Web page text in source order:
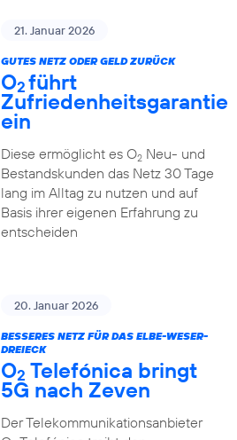
21. Januar 2026
GUTES NETZ ODER GELD ZURÜCK
O2führt
Zufriedenheitsgarantie
ein
Diese ermöglicht es O2Neu- und
Bestandskunden das Netz 30 Tage
lang im Alltag zu nutzen und auf
Basis ihrer eigenen Erfahrung zu
entscheiden
20. Januar 2026
BESSERES NETZ FÜR DAS ELBE-WESER-
DREIECK
O2 Telefónica bringt
5G nach Zeven
Der Telekommunikationsanbieter